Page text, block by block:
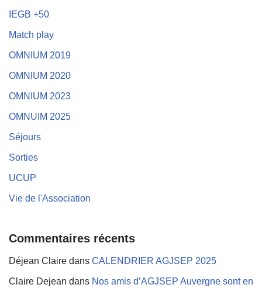
IEGB +50
Match play
OMNIUM 2019
OMNIUM 2020
OMNIUM 2023
OMNUIM 2025
Séjours
Sorties
UCUP
Vie de l'Association
Commentaires récents
Déjean Claire dans CALENDRIER AGJSEP 2025
Claire Dejean dans Nos amis d’AGJSEP Auvergne sont en